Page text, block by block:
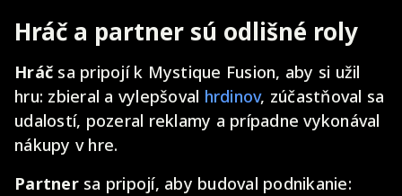
Hráč a partner sú odlišné roly
Hráč sa pripojí k Mystique Fusion, aby si užil
hru: zbieral a vylepšoval hrdinov, zúčastňoval sa
udalostí, pozeral reklamy a prípadne vykonával
nákupy v hre.
Partnersa pripojí, aby budoval podnikanie: